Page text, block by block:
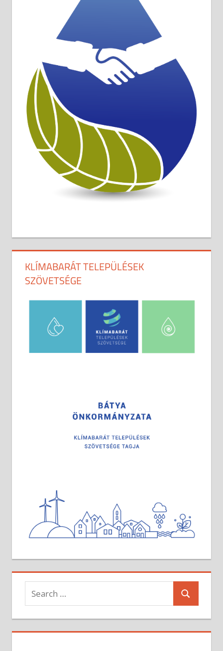
KLÍMABARÁT TELEPÜLÉSEK
SZÖVETSÉGE
Search
for:
Search